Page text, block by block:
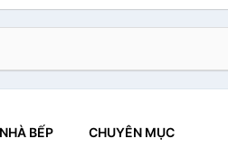
BẾP CHUYÊN MỤC